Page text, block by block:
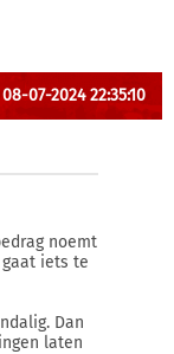
08-07-2024 22:35:10
noemt
iets te
Dan
laten